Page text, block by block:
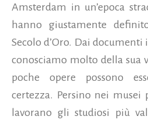
Amsterdam in un’epoca
hanno giustamente
Secolo d’Oro. Dai documenti
conosciamo molto della sua
poche opere possono
certezza. Persino nei
lavorano gli studiosi più